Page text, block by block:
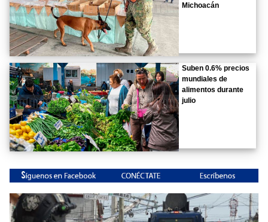
Michoacán
Suben 0.6% precios
mundiales de
alimentos durante
julio